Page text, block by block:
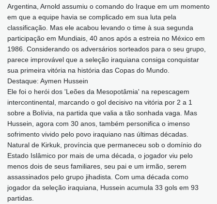
Argentina, Arnold assumiu o comando do Iraque em um momento
em que a equipe havia se complicado em sua luta pela
classificação. Mas ele acabou levando o time à sua segunda
participação em Mundiais, 40 anos após a estreia no México em
1986. Considerando os adversários sorteados para o seu grupo,
parece improvável que a seleção iraquiana consiga conquistar
sua primeira vitória na história das Copas do Mundo.
Destaque: Aymen Hussein
Ele foi o herói dos 'Leões da Mesopotâmia' na repescagem
intercontinental, marcando o gol decisivo na vitória por 2 a 1
sobre a Bolívia, na partida que valia a tão sonhada vaga. Mas
Hussein, agora com 30 anos, também personifica o imenso
sofrimento vivido pelo povo iraquiano nas últimas décadas.
Natural de Kirkuk, província que permaneceu sob o domínio do
Estado Islâmico por mais de uma década, o jogador viu pelo
menos dois de seus familiares, seu pai e um irmão, serem
assassinados pelo grupo jihadista. Com uma década como
jogador da seleção iraquiana, Hussein acumula 33 gols em 93
partidas.